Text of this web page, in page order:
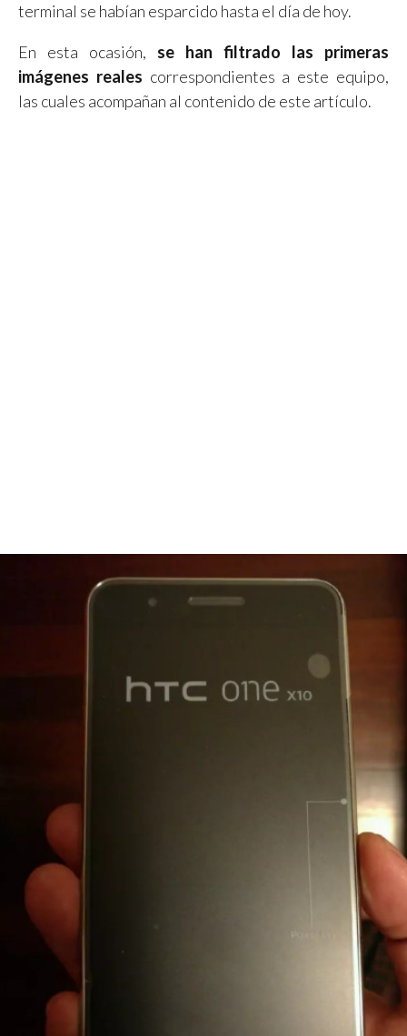
terminal se habían esparcido hasta el día de hoy.
En esta ocasión, se han filtrado las primeras
imágenes reales correspondientes a este equipo,
las cuales acompañan al contenido de este artículo.